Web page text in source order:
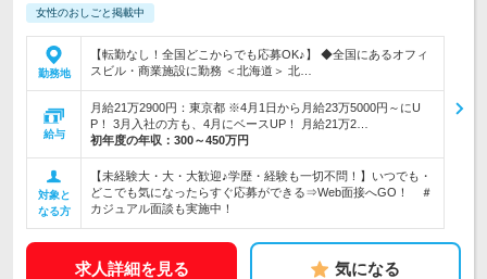
女性のおしごと掲載中
勤務地
【転勤なし！全国どこからでも応募OK♪】 ◆全国にあるオフィ
スビル・商業施設に勤務 ＜北海道＞ 北…
給与
月給21万2900円：東京都 ※4月1日から月給23万5000円～にU
P！ 3月入社の方も、4月にベースUP！ 月給21万2…
初年度の年収： 300～450万円
対象と
なる方
【未経験大・大・大歓迎♪学歴・経験も一切不問！】いつでも・
どこでも気になったらすぐ応募ができる⇒Web面接へGO！ ＃
カジュアル面談も実施中！
求人詳細を見る 気になる